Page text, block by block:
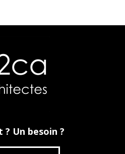
? Un besoin ?